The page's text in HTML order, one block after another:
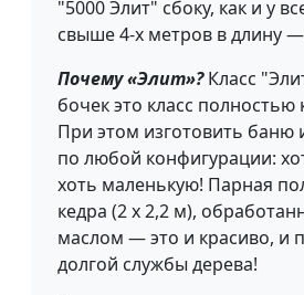
"5000 Элит" сбоку, как и у
свыше 4-х метров в длину
Почему «Элит»?Класс
бочек это класс полностью
При этом изготовить баню
по любой конфигурации:
хоть маленькую! Парная
кедра (2 х 2,2 м),
маслом — это и красиво, и
долгой службы дерева!